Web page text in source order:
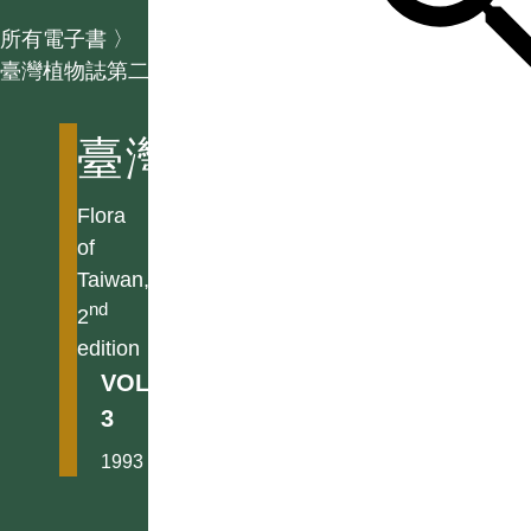
所有電子書 〉
臺灣植物誌第二版
臺灣植物誌第二版
Flora
of
Taiwan,
2nd
edition
VOL.
3
1993